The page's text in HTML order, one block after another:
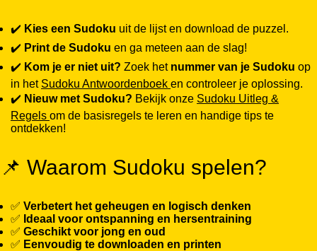
✔️ Kies een Sudoku uit de lijst en download de puzzel.
✔️ Print de Sudoku en ga meteen aan de slag!
✔️ Kom je er niet uit? Zoek het nummer van je Sudoku op
in het Sudoku Antwoordenboek en controleer je oplossing.
✔️ Nieuw met Sudoku? Bekijk onze Sudoku Uitleg &
Regels om de basisregels te leren en handige tips te
ontdekken!
📌 Waarom Sudoku spelen?
✅ Verbetert het geheugen en logisch denken
✅ Ideaal voor ontspanning en hersentraining
✅ Geschikt voor jong en oud
✅ Eenvoudig te downloaden en printen